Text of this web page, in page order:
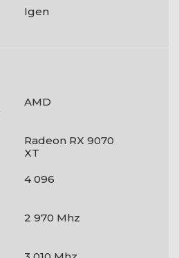
Igen
AMD
Radeon RX 9070
XT
4 096
2 970 Mhz